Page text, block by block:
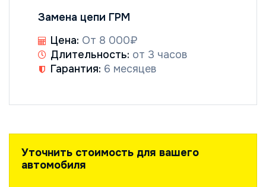
Замена цепи ГРМ
Цена: От 8 000₽
Длительность: от 3 часов
Гарантия: 6 месяцев
Уточнить стоимость для вашего
автомобиля